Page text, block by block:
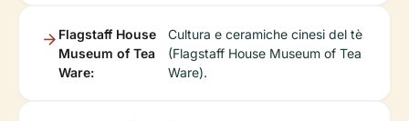
Flagstaff House
Museum of Tea
Ware:
Cultura e ceramiche cinesi del tè
(Flagstaff House Museum of Tea
Ware).